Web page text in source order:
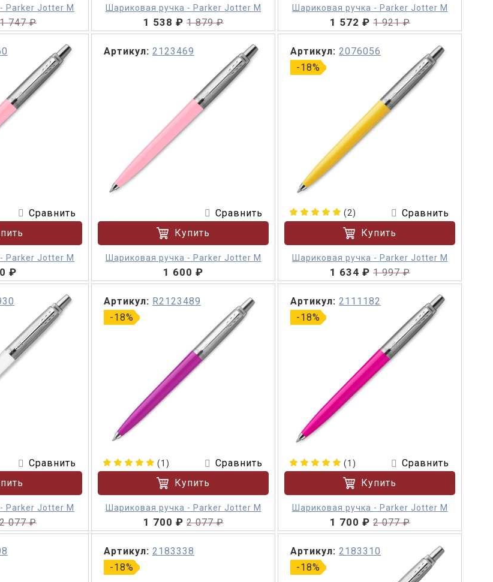
Parker Jotter M
1 747 ₽
Шариковая ручка - Parker Jotter M
1 538 ₽ 1 879 ₽
Шариковая ручка - Parker Jotter M
1 572 ₽ 1 921 ₽
Сравнить
Parker Jotter M
₽
Артикул: 2123469
Сравнить
Купить
Шариковая ручка - Parker Jotter M
1 600 ₽
-18%
Артикул: 2076056
(2)
Сравнить
Купить
Шариковая ручка - Parker Jotter M
1 634 ₽ 1 997 ₽
Сравнить
Parker Jotter M
2 077 ₽
-18%
Артикул: R2123489
(1)
Сравнить
Купить
Шариковая ручка - Parker Jotter M
1 700 ₽ 2 077 ₽
-18%
Артикул: 2111182
(1)
Сравнить
Купить
Шариковая ручка - Parker Jotter M
1 700 ₽ 2 077 ₽
-18%
Артикул: 2183338
-18%
Артикул: 2183310